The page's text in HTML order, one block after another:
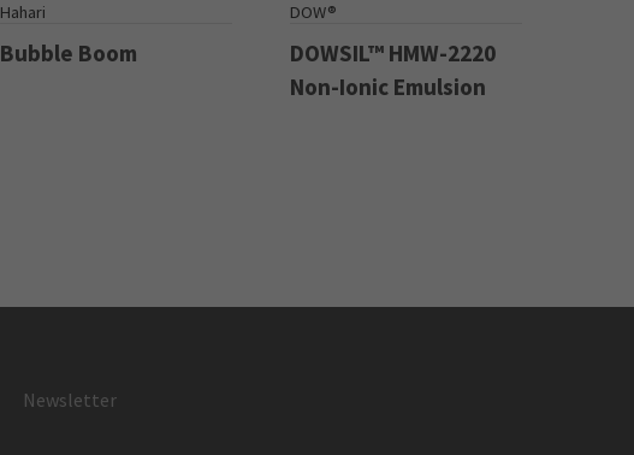
Hahari
Bubble Boom
DOW®
DOWSIL™ HMW-2220
Non-Ionic Emulsion
Newsletter